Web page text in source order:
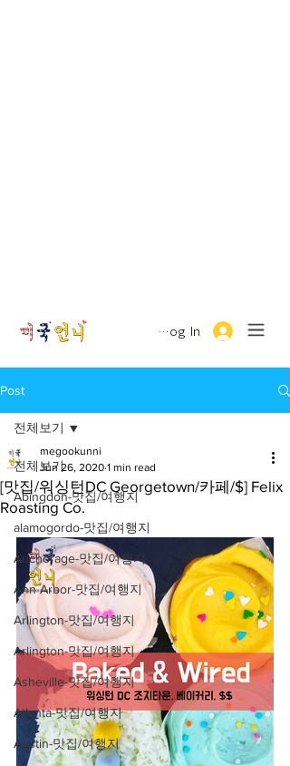
Log In
Post
전체보기
Abingdon-맛집/여행지
alamogordo-맛집/여행지
Anchorage-맛집/여행지
Ann Arbor-맛집/여행지
Arlington-맛집/여행지
Arlington-맛집/여행지
Asheville-맛집/여행지
Atlanta-맛집/여행지
Austin-맛집/여행지
전체보기
[맛집/워싱턴DC Georgetown/카페/$] Felix
Roasting Co.
megookunni
Jun 26, 2020 1 min read